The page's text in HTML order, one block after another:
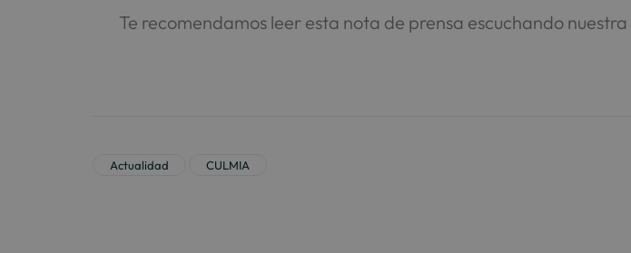
Te recomendamos leer esta nota de prensa escuchando nuestra
Actualidad CULMIA